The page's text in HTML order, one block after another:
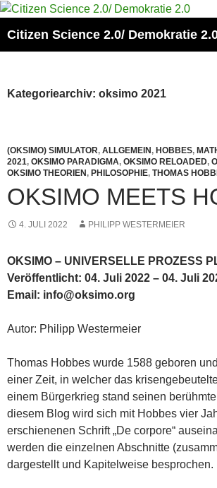
Zum
springen
Citizen Science 2.0/ Demokratie
Kategoriearchiv: oksimo 2021
(OKSIMO) SIMULATOR, ALLGEMEIN, HOBBES,
2021, OKSIMO PARADIGMA, OKSIMO RELOADED,
OKSIMO THEORIEN, PHILOSOPHIE, THOMAS
OKSIMO MEETS
4. JULI 2022 PHILIPP WESTERMEIER
OKSIMO – UNIVERSELLE PROZESS
Veröffentlicht: 04. Juli 2022 – 04. Juli
Email: info@oksimo.org
Autor: Philipp Westermeier
Thomas Hobbes wurde 1588 geboren
einer Zeit, in welcher das
einem Bürgerkrieg stand seinen
diesem Blog wird sich mit Hobbes vier
erschienenen Schrift „De corpore“
werden die einzelnen Abschnitte
dargestellt und Kapitelweise besprochen.